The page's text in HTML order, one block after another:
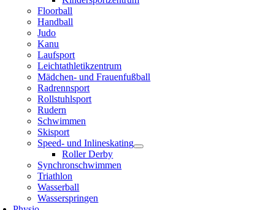
Floorball
Handball
Judo
Kanu
Laufsport
Leichtathletikzentrum
Mädchen- und Frauenfußball
Radrennsport
Rollstuhlsport
Rudern
Schwimmen
Skisport
Speed- und Inlineskating
Roller Derby
Synchronschwimmen
Triathlon
Wasserball
Wasserspringen